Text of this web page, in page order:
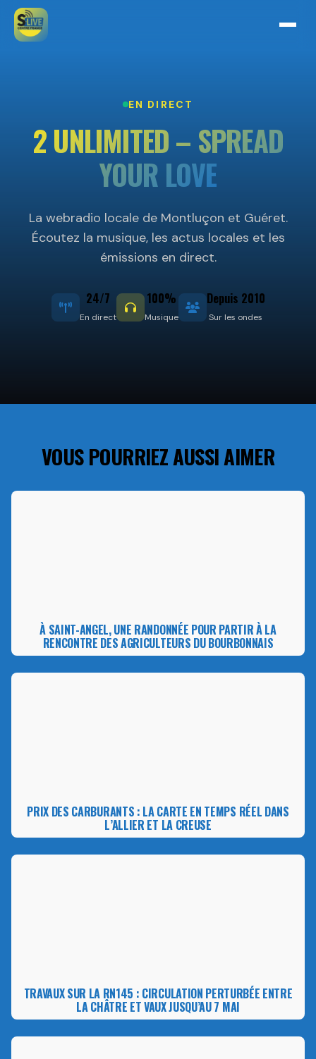
EN DIRECT
2 UNLIMITED – SPREAD
YOUR LOVE
La webradio locale de Montluçon et Guéret.
Écoutez la musique, les actus locales et les
émissions en direct.
24/7
En direct
100%
Musique
Depuis 2010
Sur les ondes
VOUS POURRIEZ AUSSI AIMER
À SAINT-ANGEL, UNE RANDONNÉE POUR PARTIR À LA
RENCONTRE DES AGRICULTEURS DU BOURBONNAIS
PRIX DES CARBURANTS : LA CARTE EN TEMPS RÉEL DANS
L’ALLIER ET LA CREUSE
TRAVAUX SUR LA RN145 : CIRCULATION PERTURBÉE ENTRE
LA CHÂTRE ET VAUX JUSQU’AU 7 MAI